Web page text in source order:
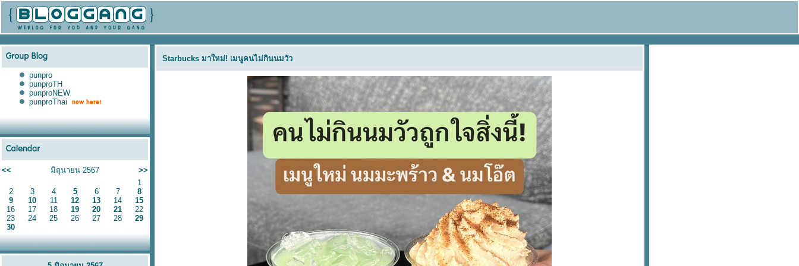
punpro
punproTH
punproNEW
punproThai
<< มิถุนายน 2567
>>
1
2
3 4 5 6 7
8
9
10 11 12 13 14
15
16
17 18 19 20 21
22
23
24 25 26 27 28
29
30
Starbucks มาใหม่! เมนูคนไม่กินนมวัว